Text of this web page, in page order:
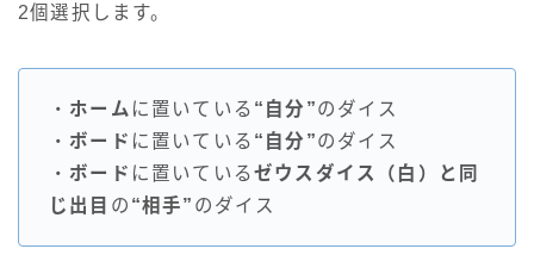
2個選択します。
・ ホーム に置いている “自分”のダイス
・ボード に置いている “自分”のダイス
・ボード に置いているゼウスダイス（白）と同
じ出目 の “相手” のダイス